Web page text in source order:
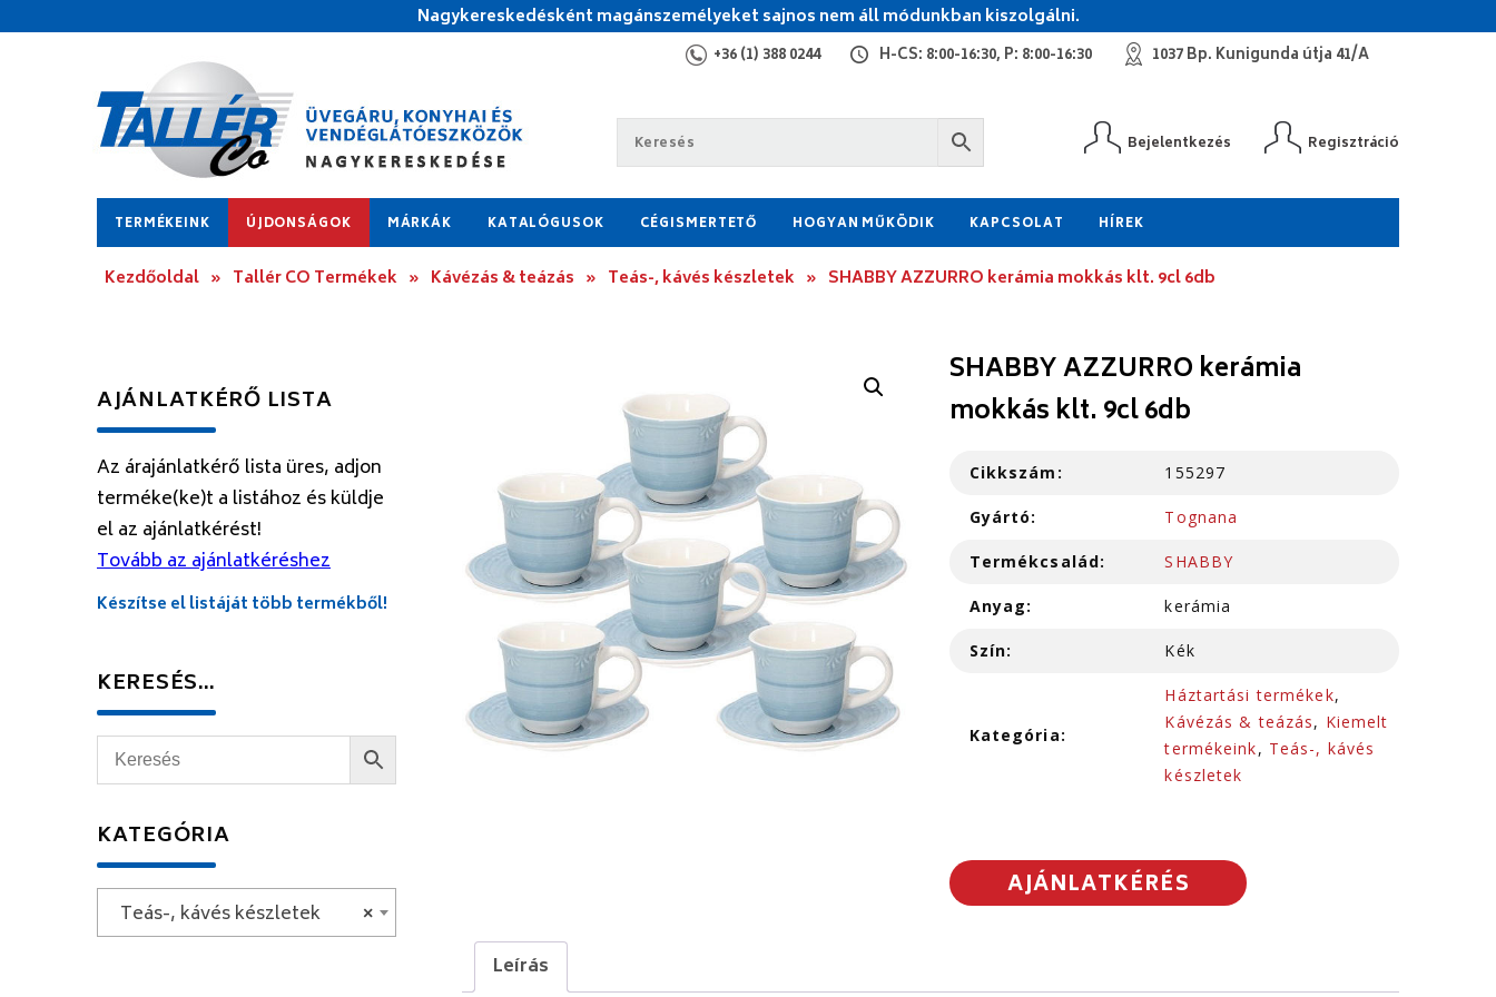
Nagykereskedésként magánszemélyeket sajnos nem áll módunkban kiszolgálni.
+36 (1) 388 0244 H-CS: 8:00-16:30, P: 8:00-16:30 1037 Bp. Kunigunda útja 41/A
Bejelentkezés Regisztráció
TERMÉKEINK ÚJDONSÁGOK MÁRKÁK KATALÓGUSOK CÉGISMERTETŐ HOGYAN MŰKÖDIK KAPCSOLAT HÍREK
Kezdőoldal » Tallér CO Termékek » Kávézás & teázás » Teás-, kávés készletek » SHABBY AZZURRO kerámia mokkás klt. 9cl 6db
SHABBY AZZURRO kerámia
mokkás klt. 9cl 6db
Cikkszám: 155297
Gyártó: Tognana
Termékcsalád: SHABBY
Anyag: kerámia
Szín: Kék
Kategória:
Háztartási termékek,
Kávézás & teázás, Kiemelt
termékeink, Teás-, kávés
készletek
AJÁNLATKÉRÉS
Leírás
AJÁNLATKÉRŐ LISTA
Az árajánlatkérő lista üres, adjon
terméke(ke)t a listához és küldje
el az ajánlatkérést!
Tovább az ajánlatkéréshez
Készítse el listáját több termékből!
KERESÉS…
KATEGÓRIA
×
Teás-, kávés készletek